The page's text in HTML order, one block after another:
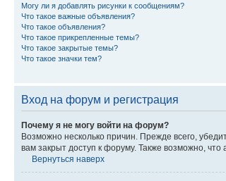
Могу ли я добавлять рисунки к сообщениям?
Что такое важные объявления?
Что такое объявления?
Что такое прикрепленные темы?
Что такое закрытые темы?
Что такое значки тем?
Вход на форум и регистрация
Почему я не могу войти на форум?
Возможно несколько причин. Прежде всего,
вам закрыт доступ к форуму. Также возможно,
Вернуться наверх